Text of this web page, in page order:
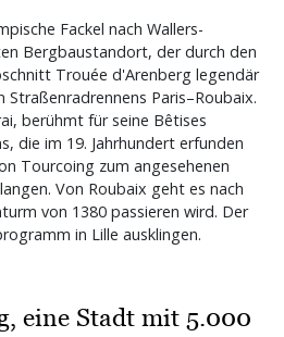
Fackel nach Wallers-
Bergbaustandort, der durch den
Trouée d'Arenberg legendär
Paris–Roubaix.
berühmt für seine Bêtises
die im 19. Jahrhundert erfunden
Tourcoing zum angesehenen
Von Roubaix geht es nach
von 1380 passieren wird. Der
in Lille ausklingen.
eine Stadt mit 5.000